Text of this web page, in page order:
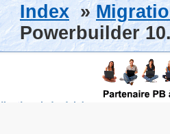
Index »
Powerbuilder